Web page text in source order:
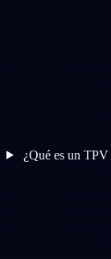
¿Qué es un